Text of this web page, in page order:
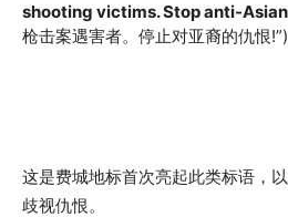
shooting victims. Stop anti-
枪击案遇害者。停止对亚裔的仇恨!”)
这是费城地标首次亮起此类标语，
歧视仇恨。